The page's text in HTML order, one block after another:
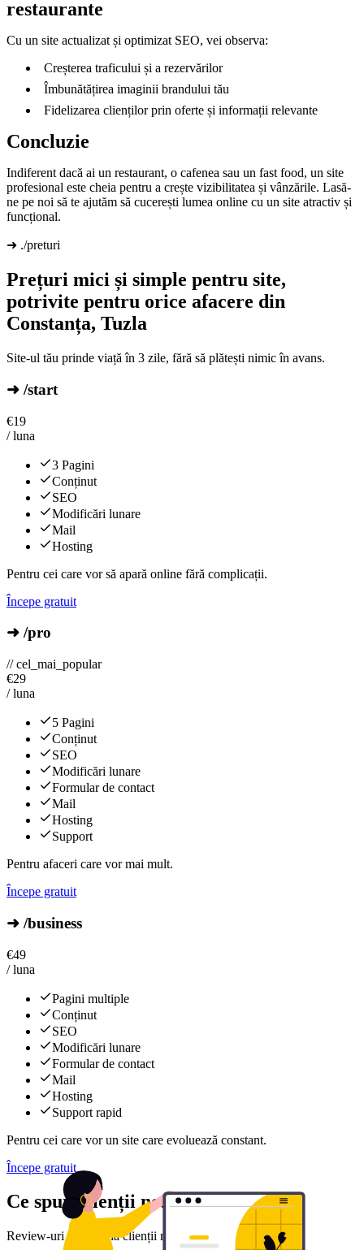
restaurante
Cu un site actualizat și optimizat SEO, vei observa:
Creșterea traficului și a rezervărilor
Îmbunătățirea imaginii brandului tău
Fidelizarea clienților prin oferte și informații relevante
Concluzie
Indiferent dacă ai un restaurant, o cafenea sau un fast food, un site
profesional este cheia pentru a crește vizibilitatea și vânzările. Lasă-
ne pe noi să te ajutăm să cucerești lumea online cu un site atractiv și
funcțional.
➜ ./preturi
Prețuri mici și simple pentru site,
potrivite pentru orice afacere din
Constanța, Tuzla
Site-ul tău prinde viață în 3 zile, fără să plătești nimic în avans.
➜ /start
€19
/ luna
3 Pagini
Conținut
SEO
Modificări lunare
Mail
Hosting
Pentru cei care vor să apară online fără complicații.
Începe gratuit
➜ /pro
// cel_mai_popular
€29
/ luna
5 Pagini
Conținut
SEO
Modificări lunare
Formular de contact
Mail
Hosting
Support
Pentru afaceri care vor mai mult.
Începe gratuit
➜ /business
€49
/ luna
Pagini multiple
Conținut
SEO
Modificări lunare
Formular de contact
Mail
Hosting
Support rapid
Pentru cei care vor un site care evoluează constant.
Începe gratuit
Ce spun clienții noștri
Review-uri reale de la clienții noștri mulțumiți